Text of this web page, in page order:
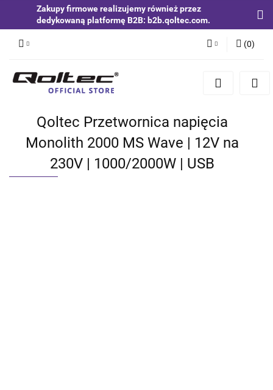
Zakupy firmowe realizujemy również przez
dedykowaną platformę B2B: b2b.qoltec.com.
Zaloguj się
Zgody cookies
(0)
Qoltec Przetwornica napięcia
Monolith 2000 MS Wave | 12V na
230V | 1000/2000W | USB